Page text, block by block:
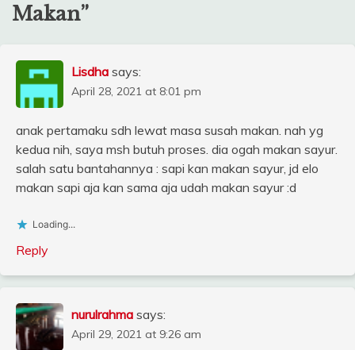
Makan”
Lisdha says:
April 28, 2021 at 8:01 pm
anak pertamaku sdh lewat masa susah makan. nah yg
kedua nih, saya msh butuh proses. dia ogah makan sayur.
salah satu bantahannya : sapi kan makan sayur, jd elo
makan sapi aja kan sama aja udah makan sayur :d
Loading...
Reply
nurulrahma says:
April 29, 2021 at 9:26 am